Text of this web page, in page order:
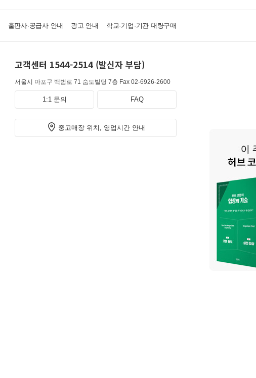
출판사·공급사 안내 광고 안내 학교·기업·기관 대량구매
고객센터 1544-2514 (발신자 부담)
서울시 마포구 백범로 71 숨도빌딩 7층 Fax 02-6926-2600
1:1 문의 FAQ
중고매장 위치, 영업시간 안내